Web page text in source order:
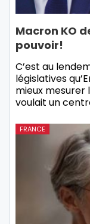
Macron KO
pouvoir!
C’est au
législatives
mieux mesurer
voulait un
FRANCE